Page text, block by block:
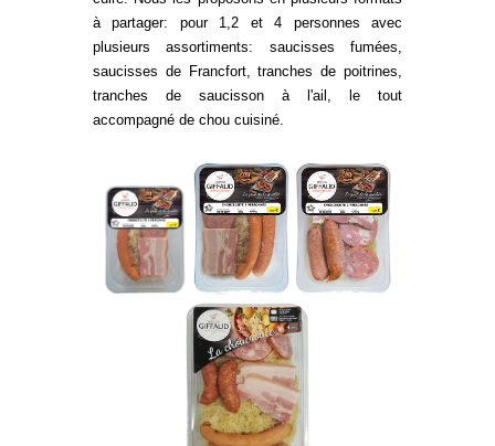
à partager: pour 1,2 et 4 personnes avec
plusieurs assortiments: saucisses fumées,
saucisses de Francfort, tranches de poitrines,
tranches de saucisson à l'ail, le tout
accompagné de chou cuisiné.